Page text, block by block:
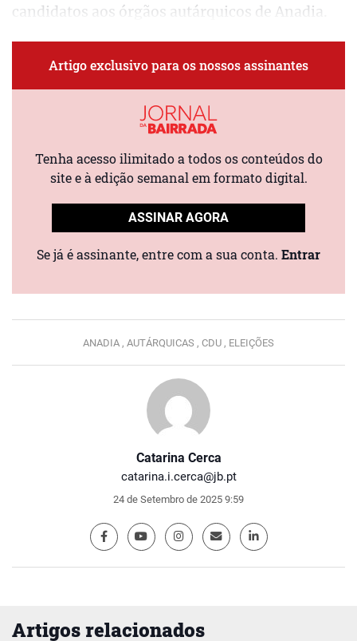
Catarina Cerca
catarina.i.cerca@jb.pt
24 de Setembro de 2025 9:59
candidatos aos órgãos autárquicos de Anadia.
Artigo exclusivo para os nossos assinantes
Tenha acesso ilimitado a todos os conteúdos do
site e à edição semanal em formato digital.
ASSINAR AGORA
Se já é assinante, entre com a sua conta. Entrar
ANADIA , AUTÁRQUICAS , CDU , ELEIÇÕES
Artigos relacionados